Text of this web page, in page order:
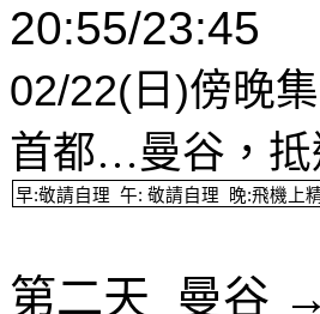
20:55/23:45
02/22( 日 )傍晚
首都…曼谷，抵
早:敬請自理 午: 敬請自理 晚:飛機上
第二天 曼谷 →